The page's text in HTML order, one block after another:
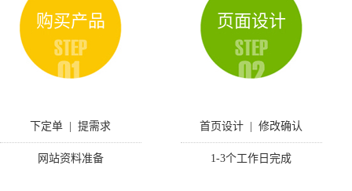
购买产品
下定单 | 提需求
网站资料准备
页面设计
首页设计 | 修改确认
1-3个工作日完成